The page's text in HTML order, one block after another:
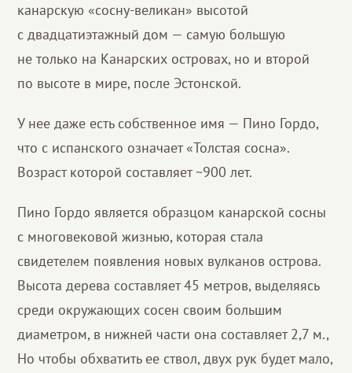
канарскую «сосну-великан» высотой
с двадцатиэтажный дом — самую большую
не только на Канарских островах, но и второй
по высоте в мире, после Эстонской.
У нее даже есть собственное имя — Пино Гордо,
что с испанского означает «Толстая сосна».
Возраст которой составляет ~900 лет.
Пино Гордо является образцом канарской сосны
с многовековой жизнью, которая стала
свидетелем появления новых вулканов острова.
Высота дерева составляет 45 метров, выделяясь
среди окружающих сосен своим большим
диаметром, в нижней части она составляет 2,7 м.,
Но чтобы обхватить ее ствол, двух рук будет мало,